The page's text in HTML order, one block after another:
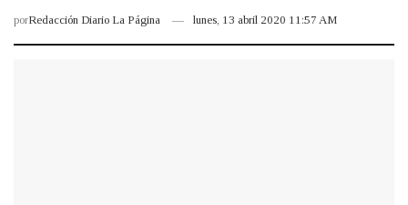
porRedacción Diario La Página lunes, 13 abril 2020 11:57 AM